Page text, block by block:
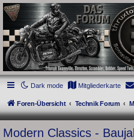
thruxton-
DAS FORUM! Alles rund um die
die New Bonneville Baureihen ab
Scrambler, Bobber, Speed Twin, Street
und Speedmaster.
Dark mode
Mitgliederkarte
Foren-Übersicht Technik Forum
Modern Classics -